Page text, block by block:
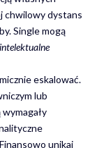
chwilowy dystans
Single mogą
intelektualne
eskalować.
lub
unikaj